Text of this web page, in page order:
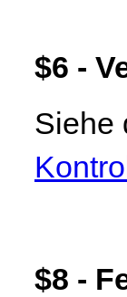
$6 -
Siehe
$8 -